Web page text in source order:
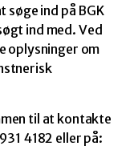
ind på BGK
ind med. Ved
oplysninger om
til at kontakte
4182 eller på: